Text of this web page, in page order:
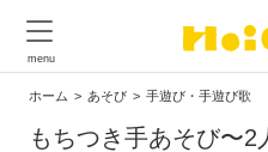
ホーム あそび 手遊び・手遊び歌
もちつき手あそび〜